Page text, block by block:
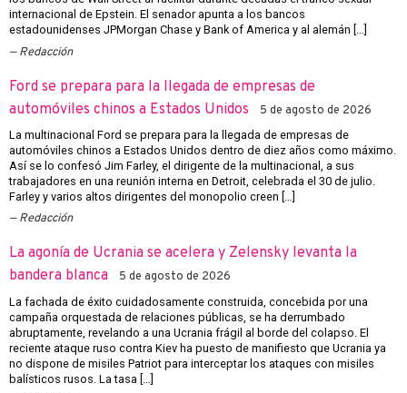
internacional de Epstein. El senador apunta a los bancos
estadounidenses JPMorgan Chase y Bank of America y al alemán […]
Redacción
Ford se prepara para la llegada de empresas de
automóviles chinos a Estados Unidos
5 de agosto de 2026
La multinacional Ford se prepara para la llegada de empresas de
automóviles chinos a Estados Unidos dentro de diez años como máximo.
Así se lo confesó Jim Farley, el dirigente de la multinacional, a sus
trabajadores en una reunión interna en Detroit, celebrada el 30 de julio.
Farley y varios altos dirigentes del monopolio creen […]
Redacción
La agonía de Ucrania se acelera y Zelensky levanta la
bandera blanca
5 de agosto de 2026
La fachada de éxito cuidadosamente construida, concebida por una
campaña orquestada de relaciones públicas, se ha derrumbado
abruptamente, revelando a una Ucrania frágil al borde del colapso. El
reciente ataque ruso contra Kiev ha puesto de manifiesto que Ucrania ya
no dispone de misiles Patriot para interceptar los ataques con misiles
balísticos rusos. La tasa […]